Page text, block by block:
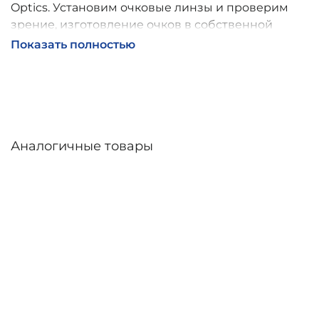
Optics. Установим очковые линзы и проверим
зрение, изготовление очков в собственной
мастерской, обычно 2–5 дней, индивидуальные
Показать полностью
Аналогичные товары